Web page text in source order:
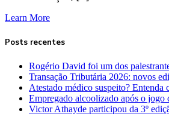
Learn More
Posts recentes
Rogério David foi um dos
Transação Tributária 2026: novos
Atestado médico suspeito?
Empregado alcoolizado após o jogo
Victor Athayde participou da 3º